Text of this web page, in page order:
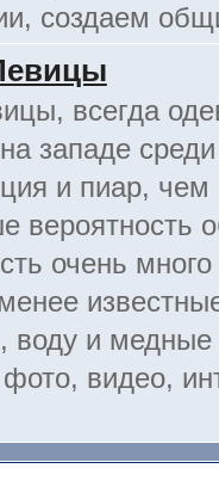
создаем
всегда
западе среди
и пиар, чем
вероятность
очень
воду и медные
видео,